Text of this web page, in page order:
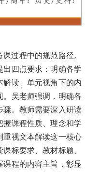
过程中的规范路径。
出四点要求：明确各学
解读、单元视角下的内
。吴老师强调，明确各
骤。教师需要深入研读
握课程性质、理念和学
重视文本解读这一核心
标要求、教材标题、
课程的内容主旨，彰显